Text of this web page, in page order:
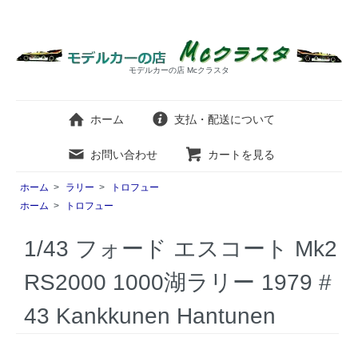
モデルカーの店 Mcクラスタ
ホーム 支払・配送について
お問い合わせ カートを見る
ホーム > ラリー >
トロフュー
ホーム > トロフュー
1/43 フォード エスコート Mk2
RS2000 1000湖ラリー 1979 #
43 Kankkunen Hantunen